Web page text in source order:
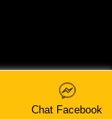
Chat Facebook